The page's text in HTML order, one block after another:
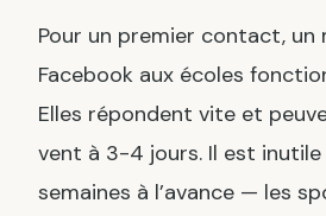
Pour un premier contact, un
Facebook aux écoles
Elles répondent vite et
vent à 3-4 jours. Il est
semaines à l’avance — les